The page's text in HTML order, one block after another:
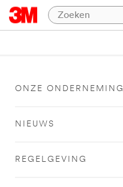
ONZE ONDERNEMING
NIEUWS
REGELGEVING